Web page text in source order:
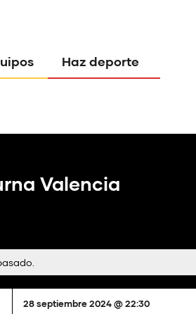
Haz deporte
Valencia
28 septiembre 2024 @ 22:30